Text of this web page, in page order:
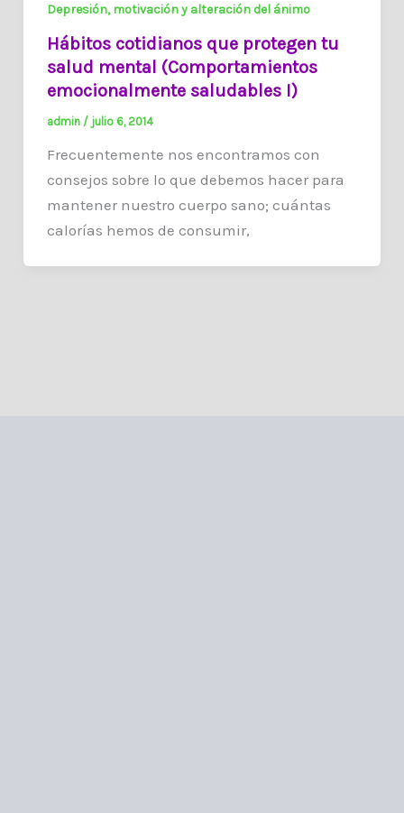
Depresión, motivación y alteración del ánimo
Hábitos cotidianos que protegen tu
salud mental (Comportamientos
emocionalmente saludables I)
admin / julio 6, 2014
Frecuentemente nos encontramos con
consejos sobre lo que debemos hacer para
mantener nuestro cuerpo sano; cuántas
calorías hemos de consumir,